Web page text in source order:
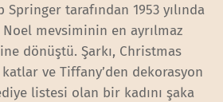
Springer tarafından 1953 yılında
Noel mevsiminin en ayrılmaz
dönüştü. Şarkı, Christmas
ve Tiffany’den dekorasyon
listesi olan bir kadını şaka